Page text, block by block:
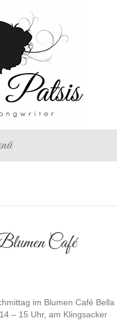
Café
im Blumen Café Bella
– 15 Uhr, am Klingsacker